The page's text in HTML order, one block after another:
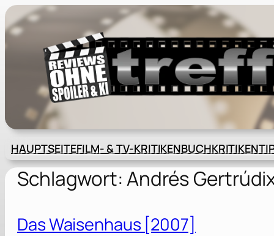
Zum
Inhalt
springen
HAUPTSEITEFILM- & TV-KRITIKENBUCHKRITIKEN
Schlagwort:Andrés
Das Waisenhaus [2007]